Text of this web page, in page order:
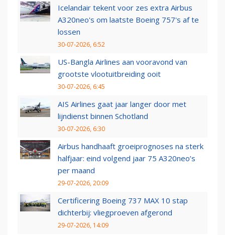
Icelandair tekent voor zes extra Airbus
A320neo's om laatste Boeing 757's af te
lossen
30-07-2026, 6:52
US-Bangla Airlines aan vooravond van
grootste vlootuitbreiding ooit
30-07-2026, 6:45
AIS Airlines gaat jaar langer door met
lijndienst binnen Schotland
30-07-2026, 6:30
Airbus handhaaft groeiprognoses na sterk
halfjaar: eind volgend jaar 75 A320neo’s
per maand
29-07-2026, 20:09
Certificering Boeing 737 MAX 10 stap
dichterbij: vliegproeven afgerond
29-07-2026, 14:09